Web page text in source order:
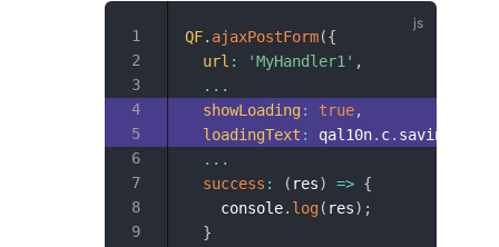
QF. ajaxPostForm({
url : 'MyHandler1' ,
...
showLoading : true,
loadingText : qal10n. c. saving
...
success : ( res) => {
    console
. log( res) ;
}